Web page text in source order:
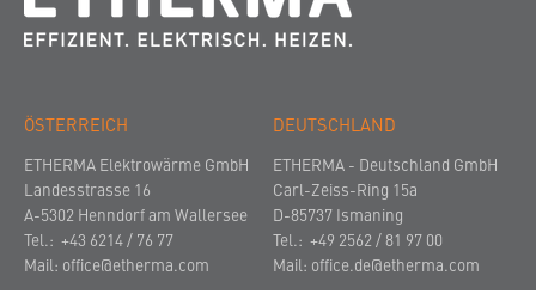
ÖSTERREICH
ETHERMA Elektrowärme GmbH
Landesstrasse 16
A-5302 Henndorf am Wallersee
Tel.: +43 6214 / 76 77
Mail: office@etherma.com
DEUTSCHLAND
ETHERMA - Deutschland GmbH
Carl-Zeiss-Ring 15a
D-85737 Ismaning
Tel.: +49 2562 / 81 97 00
Mail: office.de@etherma.com